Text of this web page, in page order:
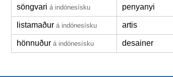
söngvari á indónesísku penyanyi
listamaður á indónesísku artis
hönnuður á indónesísku desainer